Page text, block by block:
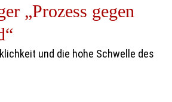
„Prozess gegen
und die hohe Schwelle des